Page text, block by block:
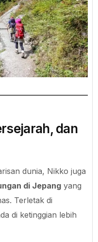
dan
dunia, Nikko juga
di Jepang yang
Terletak di
di ketinggian lebih